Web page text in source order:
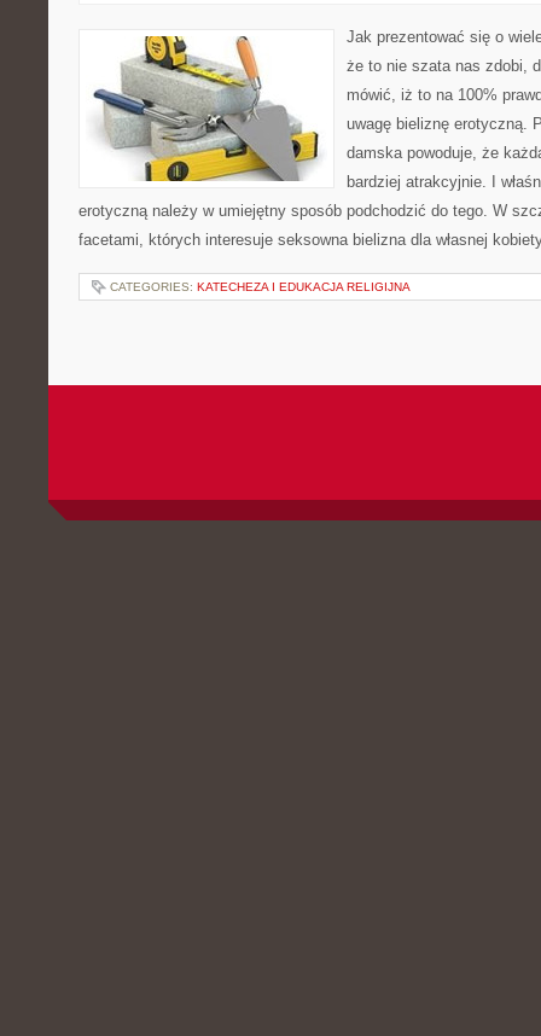
Jak prezentować się o
że to nie szata nas zdobi,
mówić, iż to na 100%
uwagę bieliznę erotyczną.
damska powoduje, że
bardziej atrakcyjnie. I
erotyczną należy w umiejętny sposób podchodzić do tego. W
facetami, których interesuje seksowna bielizna dla własnej
CATEGORIES: KATECHEZA I EDUKACJA RELIGIJNA